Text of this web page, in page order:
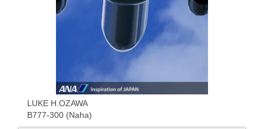
LUKE H.OZAWA
B777-300 (Naha)